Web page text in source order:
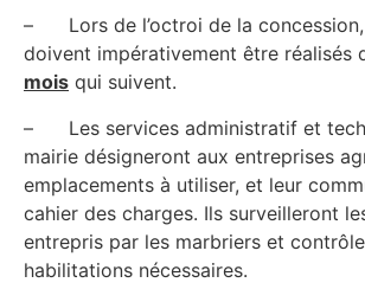
– Lors de l’octroi de la concession,
doivent impérativement être réalisés
mois qui suivent.
– Les services administratif et
mairie désigneront aux entreprises
emplacements à utiliser, et leur
cahier des charges. Ils surveilleront
entrepris par les marbriers et
habilitations nécessaires.